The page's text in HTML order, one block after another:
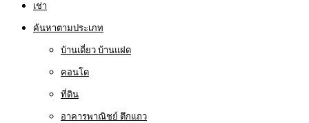
เช่า
ค้นหาตามประเภท
บ้านเดี่ยว บ้านแฝด
คอนโด
ที่ดิน
อาคารพาณิชย์ ตึกแถว